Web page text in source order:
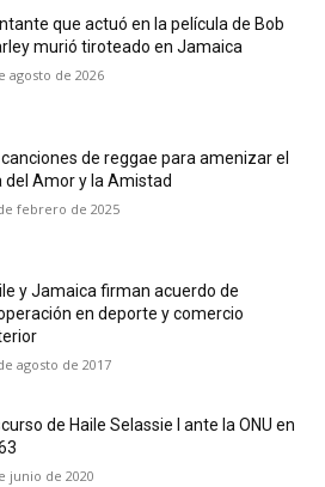
que actuó en la película de Bob
murió tiroteado en Jamaica
agosto de 2026
de reggae para amenizar el
del Amor y la Amistad
febrero de 2025
y Jamaica firman acuerdo de
en deporte y comercio
agosto de 2017
de Haile Selassie I ante la ONU en
junio de 2020